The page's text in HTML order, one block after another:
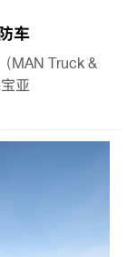
车
MAN Truck &
亚